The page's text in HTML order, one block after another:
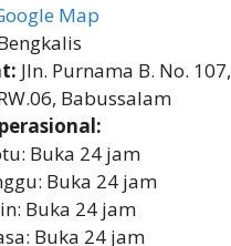
Map
Jln. Purnama B. No. 107,
Babussalam
Buka 24 jam
Buka 24 jam
Buka 24 jam
Buka 24 jam